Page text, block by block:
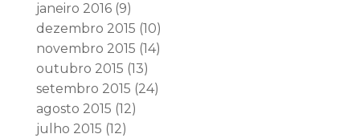
janeiro 2016(9)
dezembro 2015 (10)
novembro 2015 (14)
outubro 2015 (13)
setembro 2015 (24)
agosto 2015 (12)
julho 2015 (12)